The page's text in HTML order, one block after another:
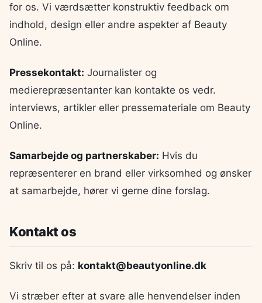
for os. Vi værdsætter konstruktiv feedback om
indhold, design eller andre aspekter af Beauty
Online.
Pressekontakt: Journalister og
medierepræsentanter kan kontakte os vedr.
interviews, artikler eller pressemateriale om Beauty
Online.
Samarbejde og partnerskaber: Hvis du
repræsenterer en brand eller virksomhed og ønsker
at samarbejde, hører vi gerne dine forslag.
Kontakt os
Skriv til os på: kontakt@beautyonline.dk
Vi stræber efter at svare alle henvendelser inden